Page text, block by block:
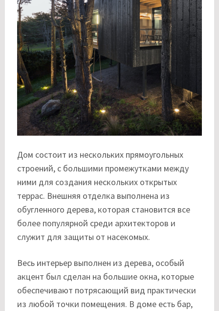
Дом состоит из нескольких прямоугольных
строений, с большими промежутками между
ними для создания нескольких открытых
террас. Внешняя отделка выполнена из
обугленного дерева, которая становится все
более популярной среди архитекторов и
служит для защиты от насекомых.
Весь интерьер выполнен из дерева, особый
акцент был сделан на большие окна, которые
обеспечивают потрясающий вид практически
из любой точки помещения. В доме есть бар,